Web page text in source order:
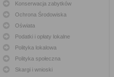
Konserwacja zabytków
Ochrona Środowiska
Oświata
Podatki i opłaty lokalne
Polityka lokalowa
Polityka społeczna
Skargi i wnioski